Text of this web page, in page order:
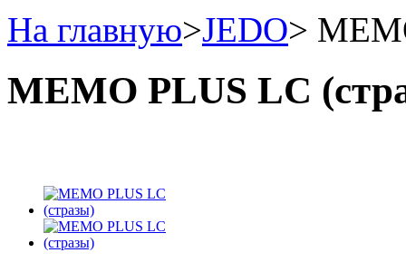
На главную>JEDO>
MEMO PLUS LC